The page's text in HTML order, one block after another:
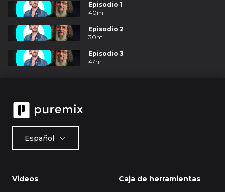
Episodio 1
40m
Episodio 2
30m
Episodio 3
47m
Español
Videos Caja de herramientas